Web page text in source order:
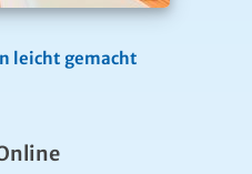
leicht gemacht